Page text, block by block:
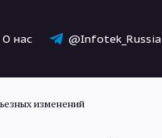
О нас @Infotek_Russia
изменений